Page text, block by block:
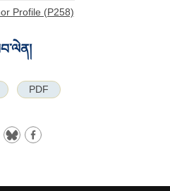
Profile (P258)
PDF